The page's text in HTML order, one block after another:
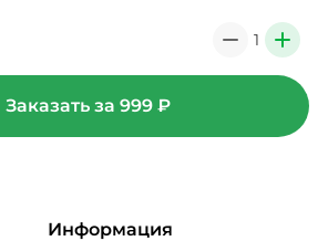
1 +
Заказать за 999 ₽
Информация